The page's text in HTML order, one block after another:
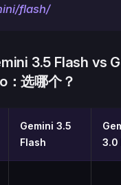
flash/
3.5 Flash vs
：选哪个？
Gemini 3.5
Flash
3.0